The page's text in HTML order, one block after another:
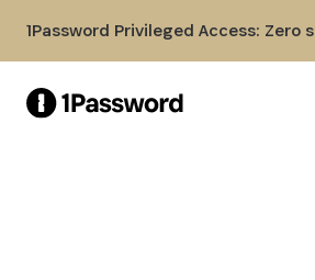
1Password Privileged Access: